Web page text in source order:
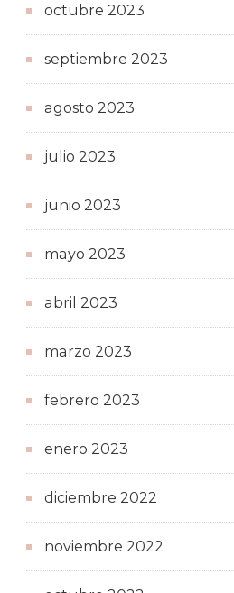
octubre 2023
septiembre 2023
agosto 2023
julio 2023
junio 2023
mayo 2023
abril 2023
marzo 2023
febrero 2023
enero 2023
diciembre 2022
noviembre 2022